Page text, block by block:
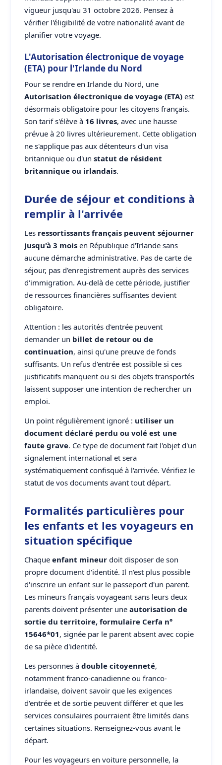
vigueur jusqu'au 31 octobre 2026. Pensez à
vérifier l'éligibilité de votre nationalité avant de
planifier votre voyage.
L'Autorisation électronique de voyage
(ETA) pour l'Irlande du Nord
Pour se rendre en Irlande du Nord, une
Autorisation électronique de voyage (ETA) est
désormais obligatoire pour les citoyens français.
Son tarif s'élève à 16 livres, avec une hausse
prévue à 20 livres ultérieurement. Cette obligation
ne s'applique pas aux détenteurs d'un visa
britannique ou d'un statut de résident
britannique ou irlandais.
Durée de séjour et conditions à
remplir à l'arrivée
Les ressortissants français peuvent séjourner
jusqu'à 3 mois en République d'Irlande sans
aucune démarche administrative. Pas de carte de
séjour, pas d'enregistrement auprès des services
d'immigration. Au-delà de cette période, justifier
de ressources financières suffisantes devient
obligatoire.
Attention : les autorités d'entrée peuvent
demander un billet de retour ou de
continuation, ainsi qu'une preuve de fonds
suffisants. Un refus d'entrée est possible si ces
justificatifs manquent ou si des objets transportés
laissent supposer une intention de rechercher un
emploi.
Un point régulièrement ignoré : utiliser un
document déclaré perdu ou volé est une
faute grave. Ce type de document fait l'objet d'un
signalement international et sera
systématiquement confisqué à l'arrivée. Vérifiez le
statut de vos documents avant tout départ.
Formalités particulières pour
les enfants et les voyageurs en
situation spécifique
Chaque enfant mineur doit disposer de son
propre document d'identité. Il n'est plus possible
d'inscrire un enfant sur le passeport d'un parent.
Les mineurs français voyageant sans leurs deux
parents doivent présenter une autorisation de
sortie du territoire, formulaire Cerfa n°
15646*01, signée par le parent absent avec copie
de sa pièce d'identité.
Les personnes à double citoyenneté,
notamment franco-canadienne ou franco-
irlandaise, doivent savoir que les exigences
d'entrée et de sortie peuvent différer et que les
services consulaires pourraient être limités dans
certaines situations. Renseignez-vous avant le
départ.
Pour les voyageurs en voiture personnelle, la